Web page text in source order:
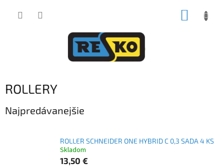
ROLLERY
Najpredávanejšie
ROLLER SCHNEIDER ONE HYBRID C 0,3 SADA 4 KS
Skladom
13,50 €